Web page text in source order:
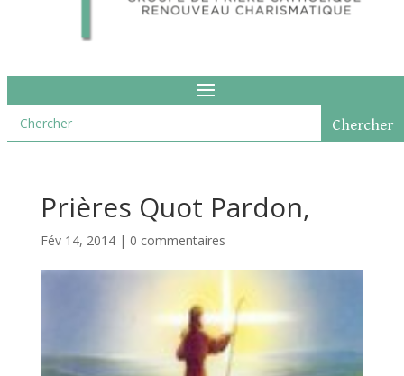
Prières Quot Pardon,
Fév 14, 2014| 0 commentaires